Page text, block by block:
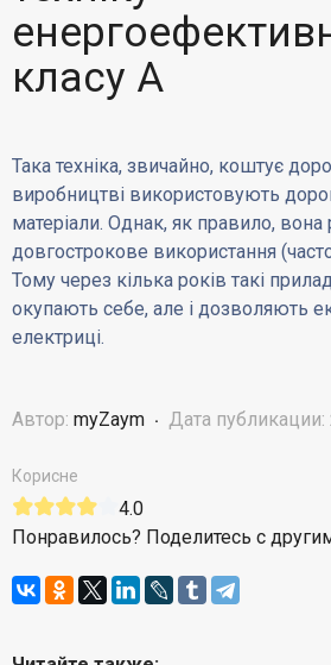
класу А
Така техніка, звичайно, коштує
виробництві використовують
матеріали. Однак, як правило, вона
довгострокове використання
Тому через кілька років такі
окупають себе, але і дозволяють
електриці.
Автор:myZaym Дата публикации:
Корисне
4.0
Понравилось? Поделитесь с